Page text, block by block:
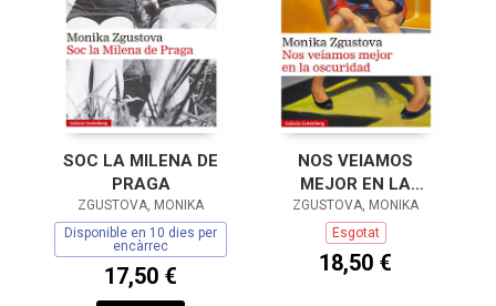
SOC LA MILENA DE
PRAGA
ZGUSTOVA, MONIKA
Disponible en 10 dies per
encàrrec
17,50 €
NOS VEIAMOS
MEJOR EN LA
OSCURIDAD
ZGUSTOVA, MONIKA
Esgotat
18,50 €